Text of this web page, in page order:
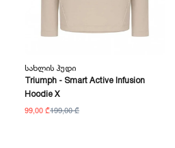
Სახლის Ჰუდი
Triumph - Smart Active Infusion
Hoodie X
99,00 ₾199,00 ₾